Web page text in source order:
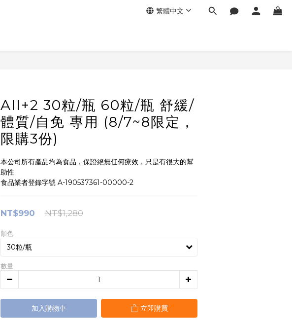
繁體中文
AII+2 30粒/瓶 60粒/瓶 舒緩/
體質/自免 專用 (8/7~8限定，
限購3份)
本公司所有產品均為食品，保證絕無任何療效，只是有很大的幫
助性
食品業者登錄字號 A-190537361-00000-2
NT$1,280
NT$990
顏色
數量
加入購物車 立即購買